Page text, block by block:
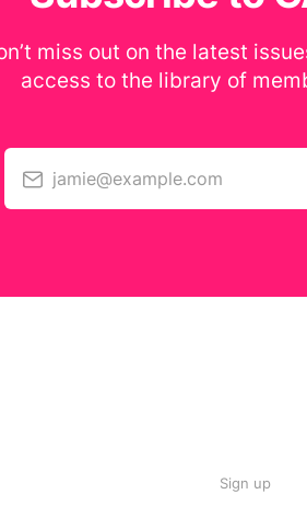
miss out on the latest
access to the library of
jamie@example.com
Sign up